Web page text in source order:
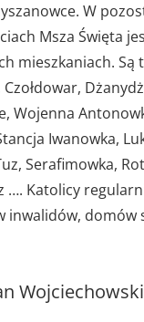
W
Msza Święta
mieszkaniach. Są
Czołdowar,
Wojenna
Iwanowka,
Serafimowka,
…. Katolicy
inwalidów, domów
Wojciechowski